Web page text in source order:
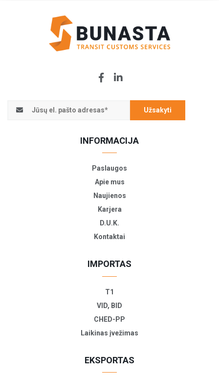
Užsakyti
INFORMACIJA
Paslaugos
Apie mus
Naujienos
Karjera
D.U.K.
Kontaktai
IMPORTAS
T1
VID, BID
CHED-PP
Laikinas įvežimas
EKSPORTAS